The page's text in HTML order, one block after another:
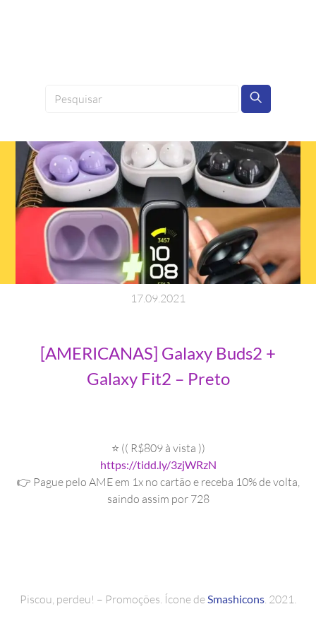
1709 2021
[AMERICANAS] Galaxy Buds2 +
Galaxy Fit2 – Preto
⭐ (( R$809 à vista ))
https://tidd.ly/3zjWRzN
👉 Pague pelo AME em 1x no cartão e receba 10% de volta,
saindo assim por 728
Piscou, perdeu! – Promoções. Ícone de Smashicons . 2021.